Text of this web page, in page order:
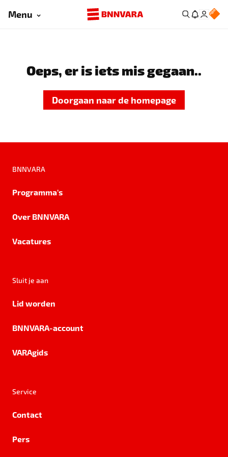
Menu
Oeps, er is iets mis gegaan..
Doorgaan naar de homepage
BNNVARA
Programma's
Over BNNVARA
Vacatures
Sluit je aan
Lid worden
BNNVARA-account
VARAgids
Service
Contact
Pers